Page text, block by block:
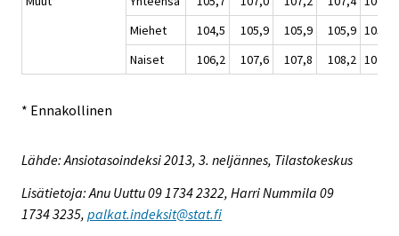
Miehet
104,5 105,9 105,9 105,9 105,6
Naiset
106,2 107,6 107,8 108,2 107,4
* Ennakollinen
Lähde: Ansiotasoindeksi 2013, 3. neljännes, Tilastokeskus
Lisätietoja: Anu Uuttu 09 1734 2322, Harri Nummila 09
1734 3235, palkat.indeksit@stat.fi